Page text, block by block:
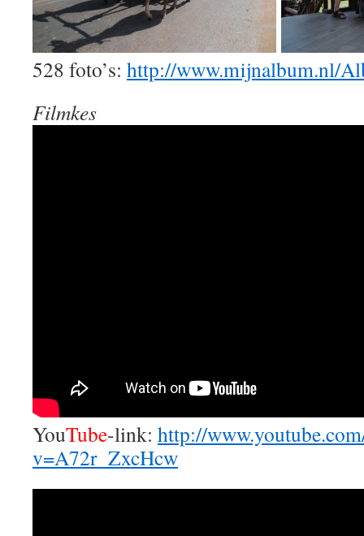
528 foto’s: http://www.mijnalbum.nl/
Filmkes
YouTube-link: http://
v=A72r_ZxcHcw